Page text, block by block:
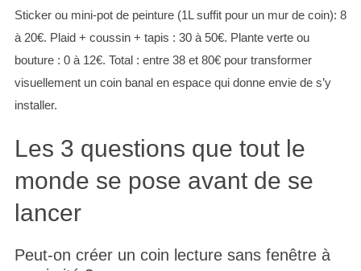
Sticker ou mini-pot de peinture (1L suffit pour un mur de coin): 8
à 20€. Plaid + coussin + tapis : 30 à 50€. Plante verte ou
bouture : 0 à 12€. Total : entre 38 et 80€ pour transformer
visuellement un coin banal en espace qui donne envie de s’y
installer.
Les 3 questions que tout le
monde se pose avant de se
lancer
Peut-on créer un coin lecture sans fenêtre à